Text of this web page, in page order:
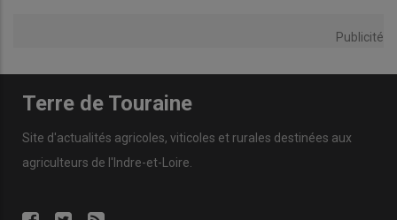
Publicité
Terre de Touraine
Site d'actualités agricoles, viticoles et rurales destinées aux
agriculteurs de l'Indre-et-Loire.